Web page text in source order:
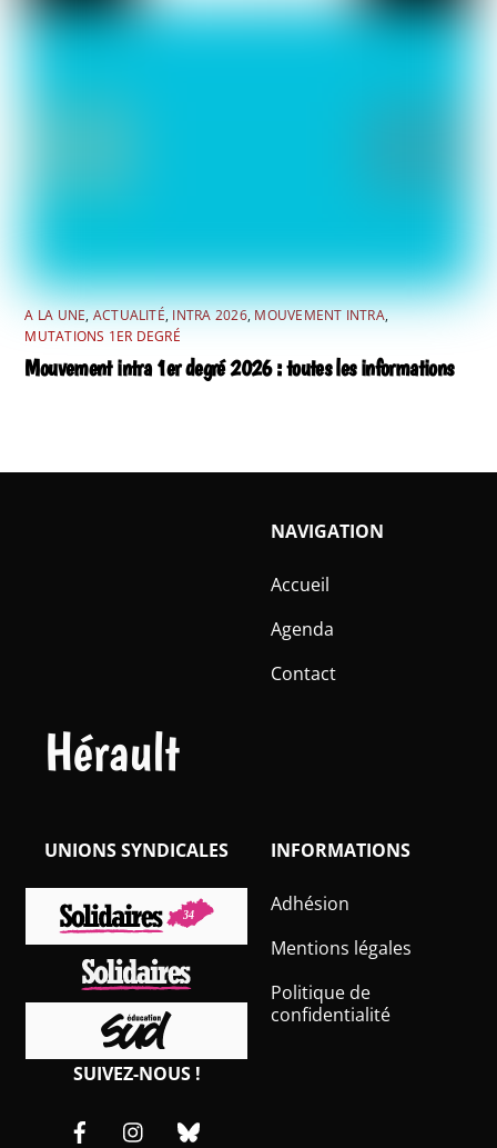
A LA UNE,ACTUALITÉ,INTRA 2026,MOUVEMENT INTRA,
MUTATIONS 1ER DEGRÉ
Mouvement intra 1er degré 2026 : toutes les informations
Hérault
NAVIGATION
Accueil
Agenda
Contact
INFORMATIONS
Adhésion
Mentions légales
Politique de
confidentialité
SUIVEZ-NOUS !
FacebookInstagram
UNIONS SYNDICALES